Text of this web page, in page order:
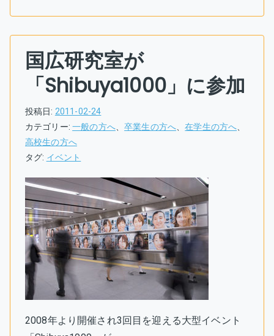
国広研究室が
「Shibuya1000」に参加
投稿日: 2011-02-24
カテゴリー:一般の方へ、卒業生の方へ、在学生の方へ、
高校生の方へ
タグ: イベント
2008年より開催され3回目を迎える大型イベント